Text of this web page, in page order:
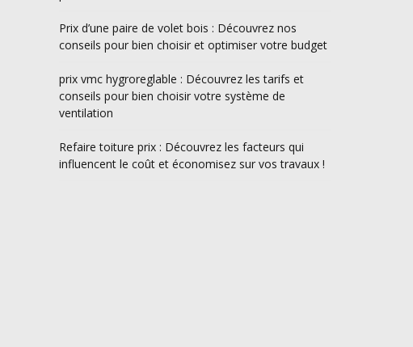
Prix d’une paire de volet bois : Découvrez nos
conseils pour bien choisir et optimiser votre budget
prix vmc hygroreglable : Découvrez les tarifs et
conseils pour bien choisir votre système de
ventilation
Refaire toiture prix : Découvrez les facteurs qui
influencent le coût et économisez sur vos travaux !